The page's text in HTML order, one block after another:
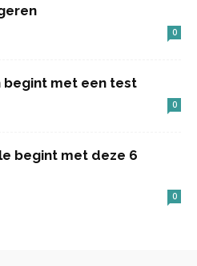
0
met een test
0
begint met deze 6
0